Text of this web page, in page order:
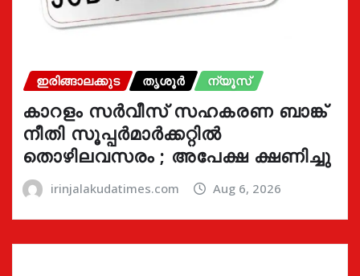
ഇരിങ്ങാലക്കുട തൃശൂർ ന്യൂസ്
കാറളം സർവീസ് സഹകരണ ബാങ്ക്
നീതി സൂപ്പർമാർക്കറ്റിൽ
തൊഴിലവസരം ; അപേക്ഷ ക്ഷണിച്ചു
irinjalakudatimes.com Aug 6, 2026